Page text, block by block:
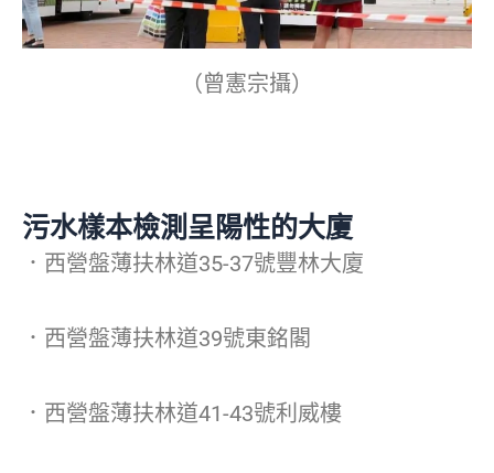
（曾憲宗攝）
污水樣本檢測呈陽性的大廈
．西營盤薄扶林道35-37號豐林大廈
．西營盤薄扶林道39號東銘閣
．西營盤薄扶林道41-43號利威樓